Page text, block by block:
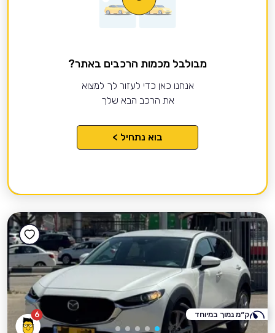
מבולבל מכמות הרכבים באתר?
אנחנו כאן כדי לעזור לך למצוא
את הרכב הבא שלך
בוא נתחיל >
6 ק״מ נמוך במיוחד